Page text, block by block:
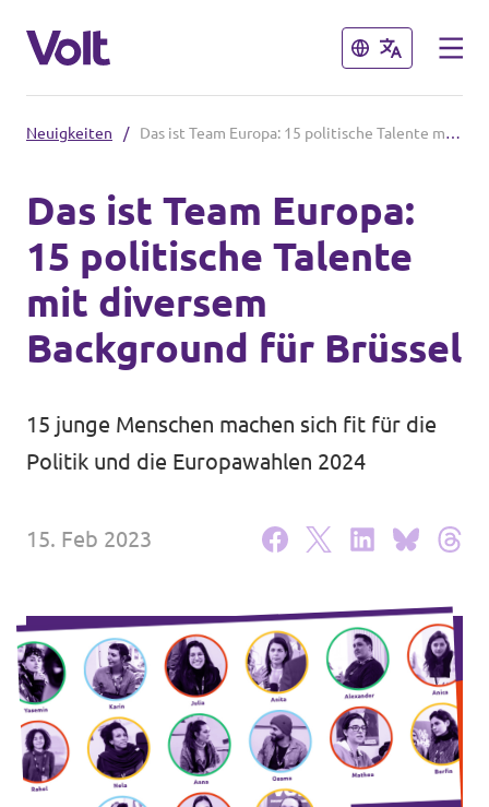
Schließen
Volt in deinem Bundesland
Volt Deutschland Merchandise Shop
Schließen
Programm
Über Volt
Neuigkeiten
Unsere Events
Deine Spende für Volt!
Mache bei uns mit!
Pressemitteilungen
Neuigkeiten / Das ist Team Europa: 15 politische Talente mit diversem Background für Brüssel
Das ist Team Europa:
15 politische Talente
mit diversem
Background für Brüssel
15 junge Menschen machen sich fit für die
Politik und die Europawahlen 2024
15. Feb 2023